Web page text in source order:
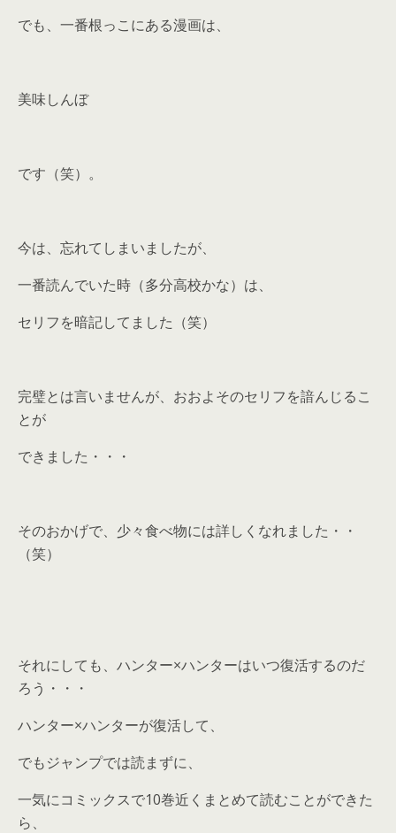
でも、一番根っこにある漫画は、
美味しんぼ
です（笑）。
今は、忘れてしまいましたが、
一番読んでいた時（多分高校かな）は、
セリフを暗記してました（笑）
完璧とは言いませんが、おおよそのセリフを諳んじるこ
とが
できました・・・
そのおかげで、少々食べ物には詳しくなれました・・
（笑）
それにしても、ハンター×ハンターはいつ復活するのだ
ろう・・・
ハンター×ハンターが復活して、
でもジャンプでは読まずに、
一気にコミックスで10巻近くまとめて読むことができた
ら、